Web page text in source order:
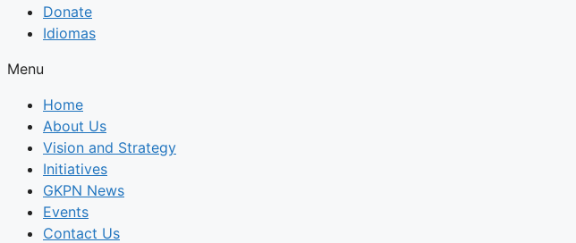
Donate
Idiomas
Menu
Home
About Us
Vision and Strategy
Initiatives
GKPN News
Events
Contact Us